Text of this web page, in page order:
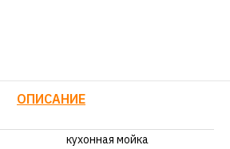
ОПИСАНИЕ
кухонная мойка